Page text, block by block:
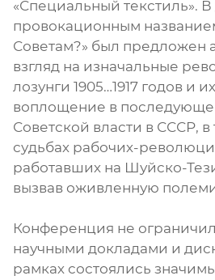
«Специальный текстиль».
провокационным
Советам?» был предложен
взгляд на изначальные
лозунги 1905…1917 годов и
воплощение в
Советской власти в СССР,
судьбах рабочих-
работавших на Шуйско-
вызвав оживленную
Конференция не
научными докладами и
рамках состоялись